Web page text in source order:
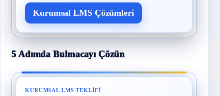
Kurumsal LMS Çözümleri
5 Adımda Bulmacayı Çözün
KURUMSAL LMS TEKLIFI